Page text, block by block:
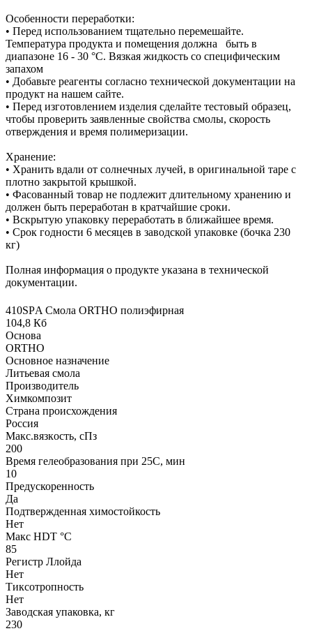
Особенности переработки:
• Перед использованием тщательно перемешайте.
Температура продукта и помещения должна быть в
диапазоне 16 - 30 °C. Вязкая жидкость со специфическим
запахом
• Добавьте реагенты согласно технической документации на
продукт на нашем сайте.
• Перед изготовлением изделия сделайте тестовый образец,
чтобы проверить заявленные свойства смолы, скорость
отверждения и время полимеризации.
Хранение:
• Хранить вдали от солнечных лучей, в оригинальной таре с
плотно закрытой крышкой.
• Фасованный товар не подлежит длительному хранению и
должен быть переработан в кратчайшие сроки.
• Вскрытую упаковку переработать в ближайшее время.
• Срок годности 6 месяцев в заводской упаковке (бочка 230
кг)
Полная информация о продукте указана в технической
документации.
410SРA Смола ORTHO полиэфирная
104,8 Кб
Основа
ORTHO
Основное назначение
Литьевая смола
Производитель
Химкомпозит
Страна происхождения
Россия
Макс.вязкoсть, сПз
200
Время гелеобразования при 25С, мин
10
Предускоренность
Да
Подтвержденная химостойкость
Нет
Макс HDT °С
85
Регистр Ллойда
Нет
Тиксотропность
Нет
Заводская упаковка, кг
230